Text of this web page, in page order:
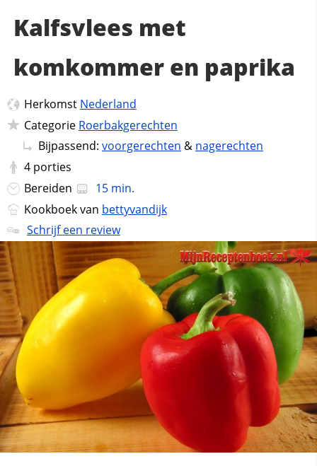
Kalfsvlees met
komkommer en paprika
Herkomst Nederland
Categorie Roerbakgerechten
Bijpassend: voorgerechten & nagerechten
4 porties
Bereiden
15 min.
Kookboek van bettyvandijk
Schrijf een review